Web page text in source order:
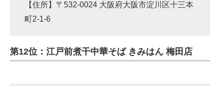
【住所】〒532-0024 大阪府大阪市淀川区十三本
町2-1-6
第12位：江戸前煮干中華そば きみはん 梅田店